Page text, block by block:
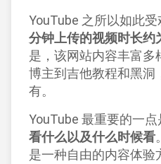
YouTube 之所以如此
分钟上传的视频时长约
是，该网站内容丰富多
博主到 吉他教程和黑洞
有。
YouTube 最重要的一
看什么以及什么时候看
是一种自由的内容体验